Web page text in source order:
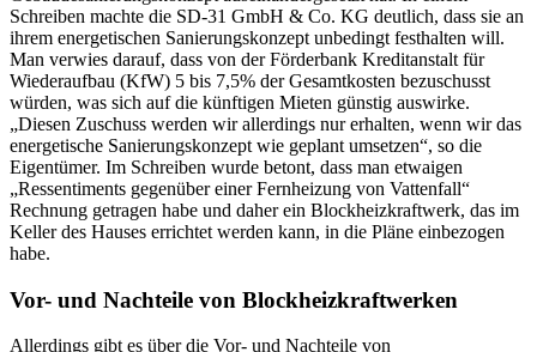
Schreiben machte die SD-31 GmbH & Co. KG deutlich, dass sie an
ihrem energetischen Sanierungskonzept unbedingt festhalten will.
Man verwies darauf, dass von der Förderbank Kreditanstalt für
Wiederaufbau (KfW) 5 bis 7,5% der Gesamtkosten bezuschusst
würden, was sich auf die künftigen Mieten günstig auswirke.
„Diesen Zuschuss werden wir allerdings nur erhalten, wenn wir das
energetische Sanierungskonzept wie geplant umsetzen“, so die
Eigentümer. Im Schreiben wurde betont, dass man etwaigen
„Ressentiments gegenüber einer Fernheizung von Vattenfall“
Rechnung getragen habe und daher ein Blockheizkraftwerk, das im
Keller des Hauses errichtet werden kann, in die Pläne einbezogen
habe.
Vor- und Nachteile von Blockheizkraftwerken
Allerdings gibt es über die Vor- und Nachteile von